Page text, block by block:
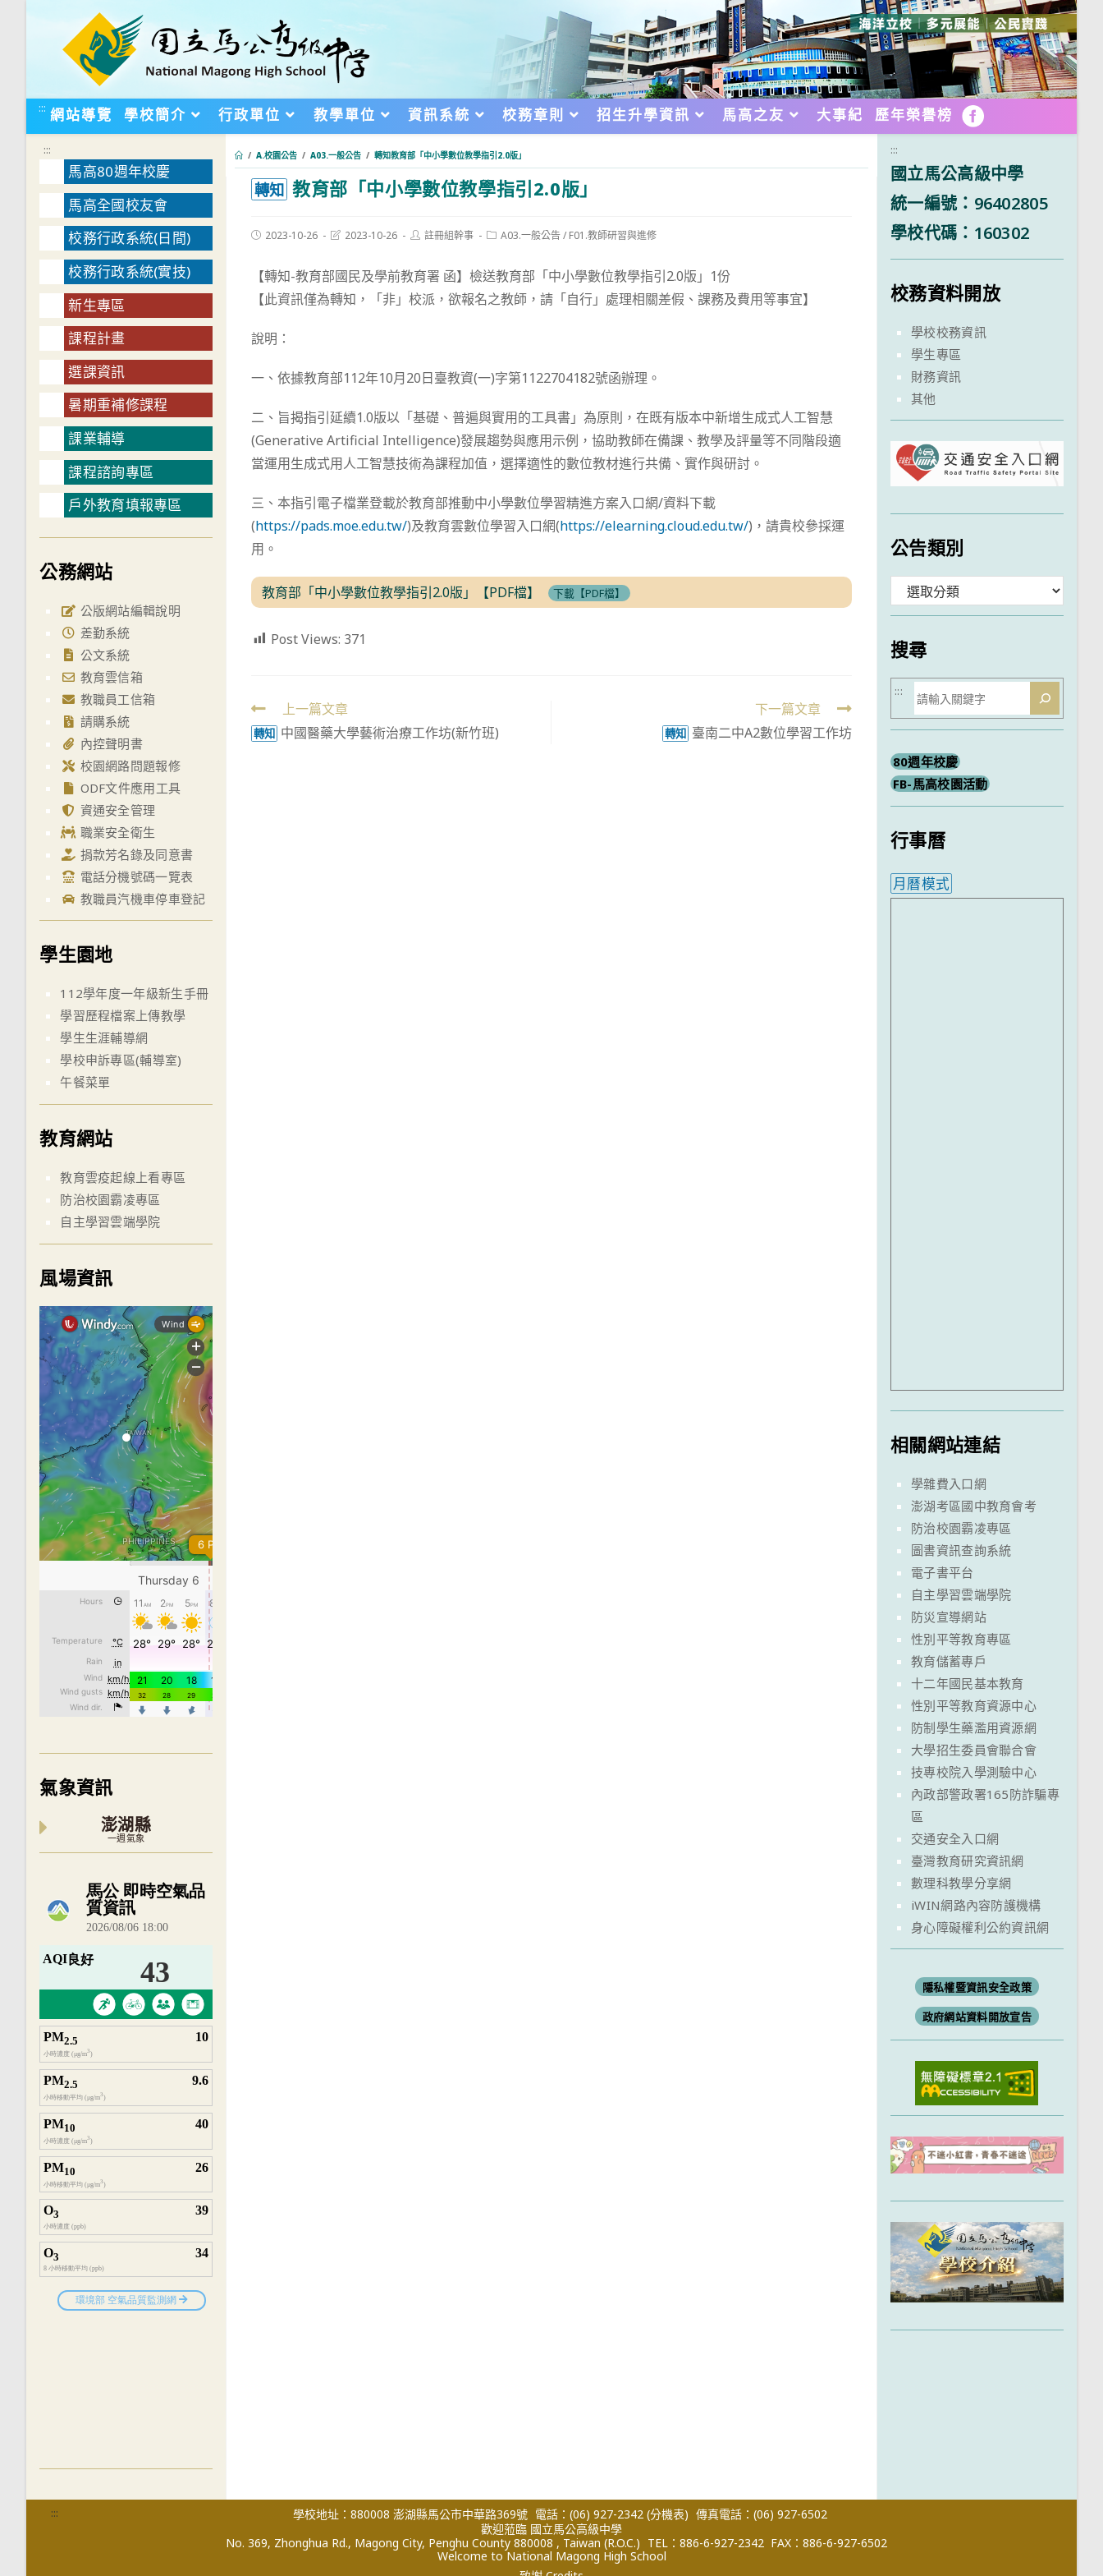
::: 網站導覽 學校簡介 行政單位 教學單位 資訊系統 校務章則 招生升學資訊 馬高之友 大事紀 歷年榮譽榜 FB
/ A.校園公告 / A03.一般公告 / 轉知教育部「中小學數位教學指引2.0版」
轉知 教育部「中小學數位教學指引2.0版」
Post2023-10-26
Post2023-10-26
Post註冊組幹事
PostA03.一般公告/ F01.教師研習與進修
【轉知-教育部國民及學前教育署 函】檢送教育部「中小學數位教學指引2.0版」1份
【此資訊僅為轉知，「非」校派，欲報名之教師，請「自行」處理相關差假、課務及費用等事宜】
說明：
一、依據教育部112年10月20日臺教資(一)字第1122704182號函辦理。
二、旨揭指引延續1.0版以「基礎、普遍與實用的工具書」為原則，在既有版本中新增生成式人工智慧
(Generative Artificial Intelligence)發展趨勢與應用示例，協助教師在備課、教學及評量等不同階段適
當運用生成式用人工智慧技術為課程加值，選擇適性的數位教材進行共備、實作與研討。
三、本指引電子檔業登載於教育部推動中小學數位學習精進方案入口網/資料下載
(https://pads.moe.edu.tw/)及教育雲數位學習入口網(https://elearning.cloud.edu.tw/)，請貴校參採運
用。
教育部「中小學數位教學指引2.0版」【PDF檔】 下載【PDF檔】
Post Views: 371
Read
more
上一篇文章
轉知 中國醫藥大學藝術治療工作坊(新竹班)
下一篇文章
轉知 臺南二中A2數位學習工作坊
:::
馬高80週年校慶
馬高全國校友會
校務行政系統(日間)
校務行政系統(實技)
新生專區
課程計畫
選課資訊
暑期重補修課程
課業輔導
課程諮詢專區
戶外教育填報專區
公務網站
公版網站編輯說明
差勤系統
公文系統
教育雲信箱
教職員工信箱
請購系統
內控聲明書
校園網路問題報修
ODF文件應用工具
資通安全管理
職業安全衛生
捐款芳名錄及同意書
電話分機號碼一覽表
教職員汽機車停車登記
學生園地
112學年度一年級新生手冊
學習歷程檔案上傳教學
學生生涯輔導網
學校申訴專區(輔導室)
午餐菜單
教育網站
教育雲疫起線上看專區
防治校園霸凌專區
自主學習雲端學院
風場資訊
氣象資訊
澎湖縣
一週氣象
內嵌空氣品質小工具為視覺預覽，完整即時空氣品質資料請開啟
:::
國立馬公高級中學
統一編號：96402805
學校代碼：160302
校務資料開放
學校校務資訊
學生專區
財務資訊
其他
公告類別
類
搜尋
搜
尋
:::
80週年校慶
FB-馬高校園活動
行事曆
月曆模式
相關網站連結
學雜費入口網
澎湖考區國中教育會考
防治校園霸凌專區
圖書資訊查詢系統
電子書平台
自主學習雲端學院
防災宣導網站
性別平等教育專區
教育儲蓄專戶
十二年國民基本教育
性別平等教育資源中心
防制學生藥濫用資源網
大學招生委員會聯合會
技專校院入學測驗中心
內政部警政署165防詐騙專
區
交通安全入口網
臺灣教育研究資訊網
數理科教學分享網
iWIN網路內容防護機構
身心障礙權利公約資訊網
隱私權暨資訊安全政策
政府網站資料開放宣告
::: 學校地址：880008 澎湖縣馬公市中華路369號 電話：(06) 927-2342 (分機表) 傳真電話：(06) 927-6502
歡迎蒞臨 國立馬公高級中學
No. 369, Zhonghua Rd., Magong City, Penghu County 880008 , Taiwan (R.O.C.) TEL：886-6-927-2342 FAX：886-6-927-6502
Welcome to National Magong High School